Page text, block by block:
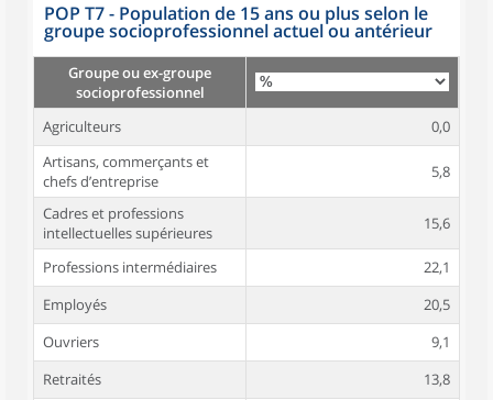
POP T7 - Population de 15 ans ou plus selon le
groupe socioprofessionnel actuel ou antérieur
Groupe ou ex-groupe
socioprofessionnel
Agriculteurs
0,0
Artisans, commerçants et
chefs d’entreprise
5,8
Cadres et professions
intellectuelles supérieures
15,6
Professions intermédiaires
22,1
Employés
20,5
Ouvriers
9,1
Retraités
13,8